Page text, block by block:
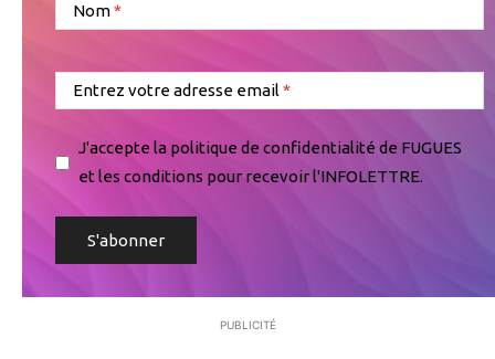
Nom
Entrez votre adresse email
J'accepte la politique de confidentialité de FUGUES
et les conditions pour recevoir l'INFOLETTRE.
PUBLICITÉ